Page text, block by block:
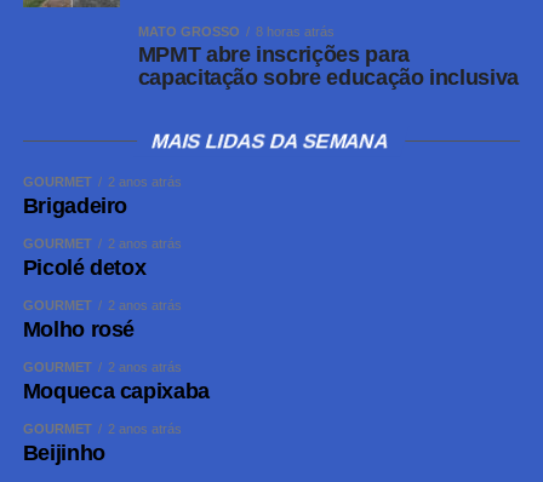
MATO GROSSO 8 horas atrás
MPMT abre inscrições para
capacitação sobre educação inclusiva
MAIS LIDAS DA SEMANA
GOURMET 2 anos atrás
Brigadeiro
GOURMET 2 anos atrás
Picolé detox
GOURMET 2 anos atrás
Molho rosé
GOURMET 2 anos atrás
Moqueca capixaba
GOURMET 2 anos atrás
Beijinho